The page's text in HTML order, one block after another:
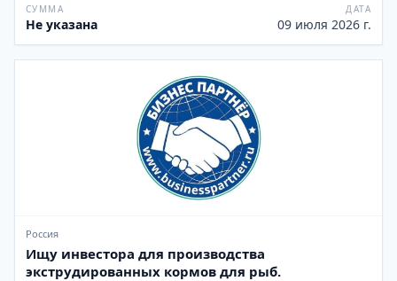
СУММА
Не указана
ДАТА
09 июля 2026 г.
Россия
Ищу инвестора для производства
экструдированных кормов для рыб.